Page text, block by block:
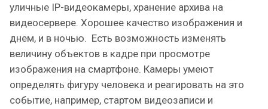
уличные IP-видеокамеры, хранение архива на
видеосервере. Хорошее качество изображения и
днем, и в ночью. Есть возможность изменять
величину объектов в кадре при просмотре
изображения на смартфоне. Камеры умеют
определять фигуру человека и реагировать на это
событие, например, стартом видеозаписи и